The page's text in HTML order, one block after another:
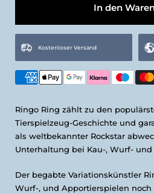
In den
Kostenloser Versand
Ringo Ring zählt zu den
Tierspielzeug-Geschichte und
als weltbekannter Rockstar
Unterhaltung bei Kau-, Wurf-
Der begabte Variationskünstler
Wurf-, und Apportierspielen